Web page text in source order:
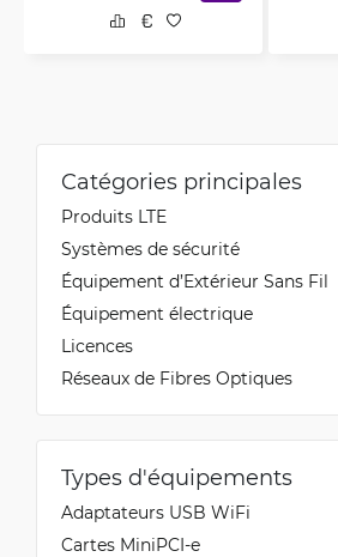
Catégories principales
Produits LTE
Systèmes de sécurité
Équipement d’Extérieur Sans Fil
Équipement électrique
Licences
Réseaux de Fibres Optiques
Types d'équipements
Adaptateurs USB WiFi
Cartes MiniPCI-e